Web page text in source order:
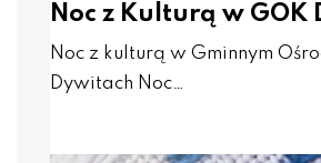
Noc z Kulturą w GOK
Noc z kulturą w Gminnym
Dywitach Noc…